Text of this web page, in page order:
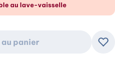
au lave-vaisselle
panier